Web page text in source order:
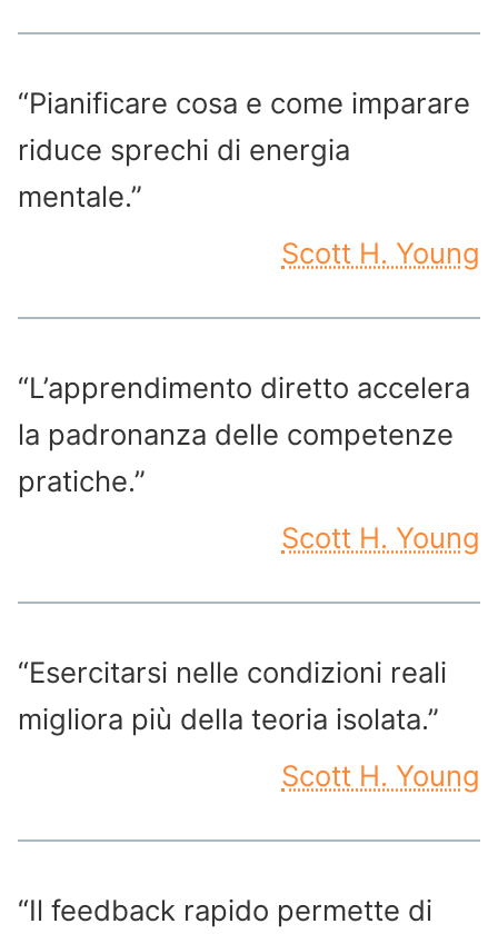
“Pianificare cosa e come imparare
riduce sprechi di energia
mentale.”
Scott H. Young
“L’apprendimento diretto accelera
la padronanza delle competenze
pratiche.”
Scott H. Young
“Esercitarsi nelle condizioni reali
migliora più della teoria isolata.”
Scott H. Young
“Il feedback rapido permette di